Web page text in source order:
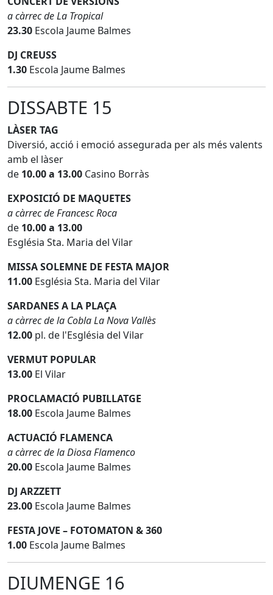
a càrrec de La Tropical
23.30 Escola Jaume Balmes
DJ CREUSS
1.30 Escola Jaume Balmes
DISSABTE 15
LÀSER TAG
Diversió, acció i emoció assegurada per als més valents
amb el làser
de 10.00 a 13.00 Casino Borràs
EXPOSICIÓ DE MAQUETES
a càrrec de Francesc Roca
de 10.00 a 13.00
Església Sta. Maria del Vilar
MISSA SOLEMNE DE FESTA MAJOR
11.00 Església Sta. Maria del Vilar
SARDANES A LA PLAÇA
a càrrec de la Cobla La Nova Vallès
12.00 pl. de l'Església del Vilar
VERMUT POPULAR
13.00 El Vilar
PROCLAMACIÓ PUBILLATGE
18.00 Escola Jaume Balmes
ACTUACIÓ FLAMENCA
a càrrec de la Diosa Flamenco
20.00 Escola Jaume Balmes
DJ ARZZETT
23.00 Escola Jaume Balmes
FESTA JOVE – FOTOMATON & 360
1.00 Escola Jaume Balmes
DIUMENGE 16